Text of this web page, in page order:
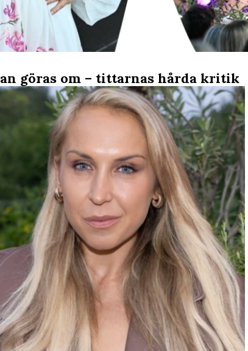
göras om – tittarnas hårda kritik